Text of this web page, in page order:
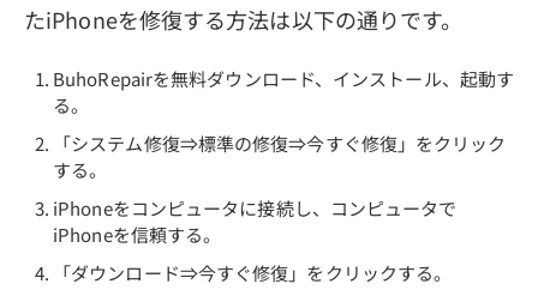
たiPhoneを修復する方法は以下の通りです。
BuhoRepairを無料ダウンロード、インストール、起動す
る。
「システム修復⇒標準の修復⇒今すぐ修復」をクリック
する。
iPhoneをコンピュータに接続し、コンピュータで
iPhoneを信頼する。
「ダウンロード⇒今すぐ修復」をクリックする。